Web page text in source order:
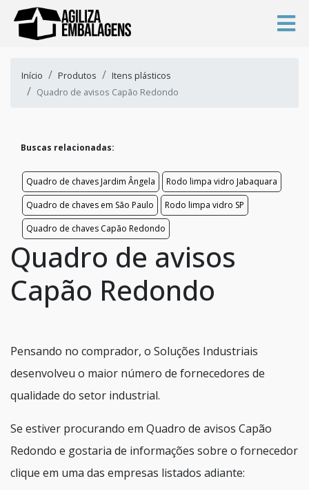
Início Produtos
Itens plásticos
Quadro de avisos Capão Redondo
Buscas relacionadas:
Quadro de chaves Jardim Ângela
Rodo limpa vidro Jabaquara
Quadro de chaves em São Paulo
Rodo limpa vidro SP
Quadro de chaves Capão Redondo
Quadro de avisos
Capão Redondo
Pensando no comprador, o Soluções Industriais
desenvolveu o maior número de fornecedores de
qualidade do setor industrial.
Se estiver procurando em Quadro de avisos Capão
Redondo e gostaria de informações sobre o fornecedor
clique em uma das empresas listados adiante: